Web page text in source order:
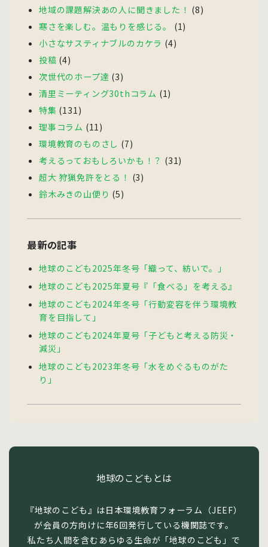
地域の課題解決あの人に聞きました！ (8)
寒さを楽しむ。温もりを感じる。
(1)
小さなサスティナブルのカケラ (4)
投稿 (4)
次世代のホープ達 (3)
清里ミーティング30thコラム (1)
特集 (131)
理事コラム (11)
環境教育のものさし (7)
考えるっておもしろいかも！？ (31)
超大 狩猟免許をとる！ (3)
鈴木みきの山便り (5)
最新の記事
地球のこども2025年冬号「織って、紡いで。」
地球のこども2025年夏号『「食べる」を考える』
地球のこども2024年冬号「行動変容を伴う環境教
育を目指して」
地球のこども2024年夏号「子どもと考える防災・
減災」
地球のこども2023年冬号「水をめぐるものがた
り」
地球のこどもとは
『地球のこども』は日本環境教育フォーラム（JEEF）
が会員の方向けに年6回発行している機関誌です。
私たち人間を含むあらゆる生命が「地球のこども」で